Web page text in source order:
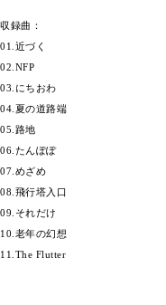
収録曲：
01.近づく
02.NFP
03.にちおわ
04.夏の道路端
05.路地
06.たんぽぽ
07.めざめ
08.飛行塔入口
09.それだけ
10.老年の幻想
11.The Flutter